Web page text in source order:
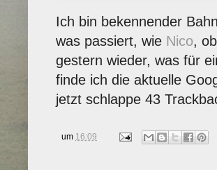
Ich bin bekennender
was passiert, wie Nico,
gestern wieder, was für
finde ich die aktuelle
jetzt schlappe 43
um 16:09